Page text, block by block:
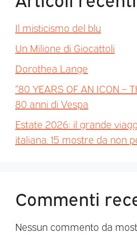
Il misticismo del blu
Un Milione di Giocattoli
Dorothea Lange
“80 YEARS OF AN ICON –
80 anni di Vespa
Estate 2026: il grande
italiana. 15 mostre da non
Commenti
Nessun commento da